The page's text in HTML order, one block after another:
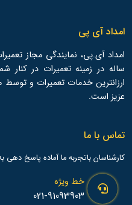
امداد آی پی
ساله در زمینه تعمیرات در کنار
ارزانترین خدمات تعمیرات و
عزیز است.
تماس با ما
کارشناسان باتجربه ما آماده پاسخ دهی
خط ویژه
021-91093903